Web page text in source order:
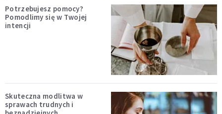
Potrzebujesz pomocy?
Pomodlimy się w Twojej
intencji
Skuteczna modlitwa w
sprawach trudnych i